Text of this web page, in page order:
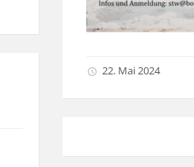
22. Mai 2024